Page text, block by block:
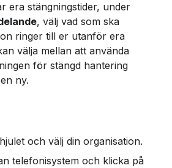
era stängningstider, under
, välj vad som ska
ringer till er utanför era
välja mellan att använda
för stängd hantering
ny.
och välj din organisation.
telefonisystem och klicka på